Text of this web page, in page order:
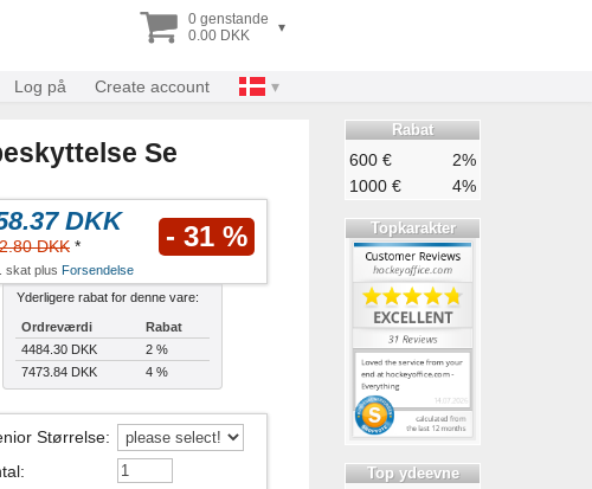
0 genstande
0.00 DKK
▾
Log på Create account
Se
DKK
DKK * - 31 %
skat plus Forsendelse
Yderligere rabat for denne vare:
Ordreværdi
Rabat
4484.30 DKK
2 %
7473.84 DKK
4 %
Størrelse:
:
Rabat
600 €
2%
1000 €
4%
Topkarakter
Top ydeevne